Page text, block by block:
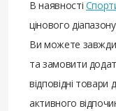
В наявності
цінового
Ви можете завжди
та замовити
відповідні
активного